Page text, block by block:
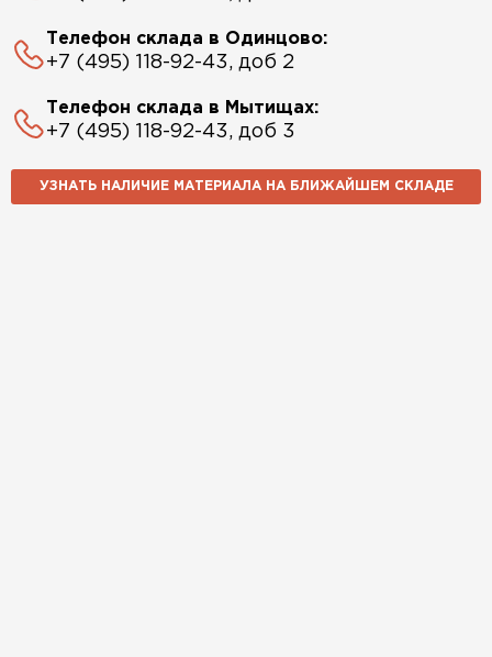
Телефон склада в Одинцово:
+7 (495) 118-92-43, доб 2
Телефон склада в Мытищах:
+7 (495) 118-92-43, доб 3
УЗНАТЬ НАЛИЧИЕ МАТЕРИАЛА НА БЛИЖАЙШЕМ СКЛАДЕ